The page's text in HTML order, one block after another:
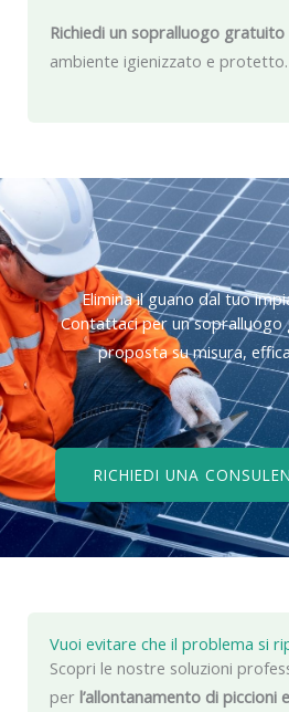
Richiedi un sopralluogo gratuito
ambiente igienizzato e protetto.
Elimina il guano dal tuo
Contattaci per un sopralluogo
proposta su misura,
RICHIEDI UNA
Vuoi evitare che il problema si
Scopri le nostre soluzioni
per l’allontanamento di piccioni